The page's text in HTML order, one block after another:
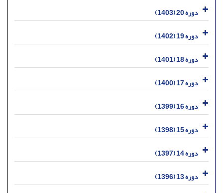
دوره 20 (1403)
دوره 19 (1402)
دوره 18 (1401)
دوره 17 (1400)
دوره 16 (1399)
دوره 15 (1398)
دوره 14 (1397)
دوره 13 (1396)